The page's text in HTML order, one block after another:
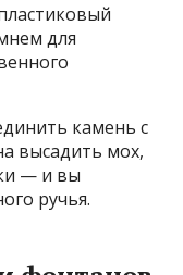
для
камень с
высадить мох,
— и вы
ручья.